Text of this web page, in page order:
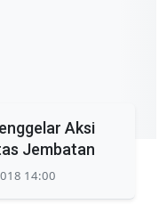
Aksi
Jembatan
14:00